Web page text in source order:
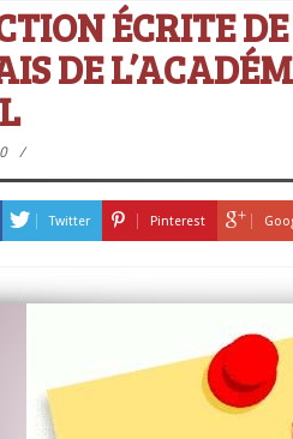
ÉCRITE
DE
0 /
Twitter Pinterest